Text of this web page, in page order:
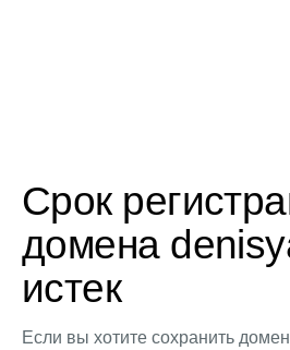
Срок
домена
истек
Если вы хотите сохранить